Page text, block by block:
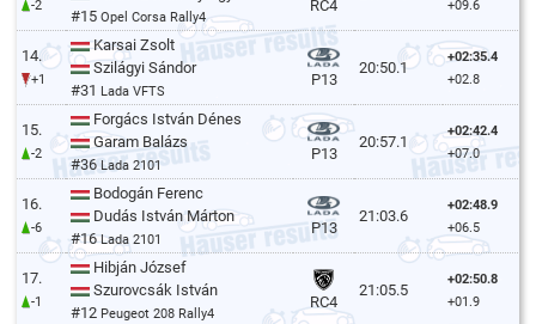
-2
#15Opel Corsa Rally4
RC4
+09.6
14.
+1
Karsai Zsolt
Szilágyi Sándor
#31 Lada VFTS
P13
20:50.1
+02:35.4
+02.8
15.
-2
Forgács István Dénes
Garam Balázs
#36 Lada 2101
P13
20:57.1
+02:42.4
+07.0
16.
-6
Bodogán Ferenc
Dudás István Márton
#16Lada 2101
P13
21:03.6
+02:48.9
+06.5
17.
-1
Hibján József
Szurovcsák István
#12 Peugeot 208 Rally4
RC4
21:05.5
+02:50.8
+01.9